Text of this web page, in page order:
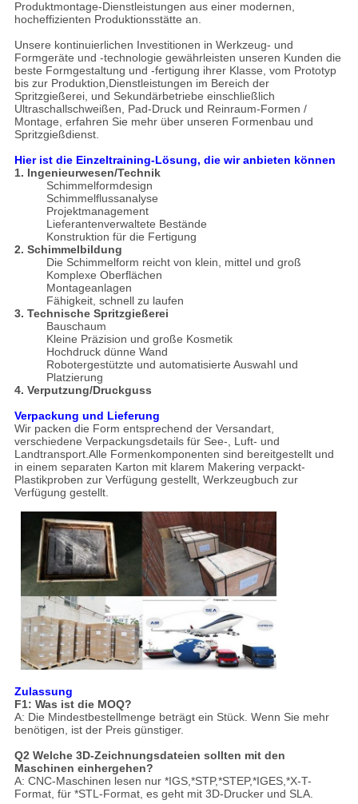
Produktmontage-Dienstleistungen aus einer modernen,
hocheffizienten Produktionsstätte an.
Unsere kontinuierlichen Investitionen in Werkzeug- und
Formgeräte und -technologie gewährleisten unseren Kunden die
beste Formgestaltung und -fertigung ihrer Klasse, vom Prototyp
bis zur Produktion,Dienstleistungen im Bereich der
Spritzgießerei, und Sekundärbetriebe einschließlich
Ultraschallschweißen, Pad-Druck und Reinraum-Formen /
Montage, erfahren Sie mehr über unseren Formenbau und
Spritzgießdienst.
Hier ist die Einzeltraining-Lösung, die wir anbieten können
1. Ingenieurwesen/Technik
Schimmelformdesign
Schimmelflussanalyse
Projektmanagement
Lieferantenverwaltete Bestände
Konstruktion für die Fertigung
2. Schimmelbildung
Die Schimmelform reicht von klein, mittel und groß
Komplexe Oberflächen
Montageanlagen
Fähigkeit, schnell zu laufen
3. Technische Spritzgießerei
Bauschaum
Kleine Präzision und große Kosmetik
Hochdruck dünne Wand
Robotergestützte und automatisierte Auswahl und
Platzierung
4. Verputzung/Druckguss
Verpackung und Lieferung
Wir packen die Form entsprechend der Versandart,
verschiedene Verpackungsdetails für See-, Luft- und
Landtransport.Alle Formenkomponenten sind bereitgestellt und
in einem separaten Karton mit klarem Makering verpackt-
Plastikproben zur Verfügung gestellt, Werkzeugbuch zur
Verfügung gestellt.
Zulassung
F1: Was ist die MOQ?
A: Die Mindestbestellmenge beträgt ein Stück. Wenn Sie mehr
benötigen, ist der Preis günstiger.
Q2 Welche 3D-Zeichnungsdateien sollten mit den
Maschinen einhergehen?
A: CNC-Maschinen lesen nur *IGS,*STP,*STEP,*IGES,*X-T-
Format, für *STL-Format, es geht mit 3D-Drucker und SLA.